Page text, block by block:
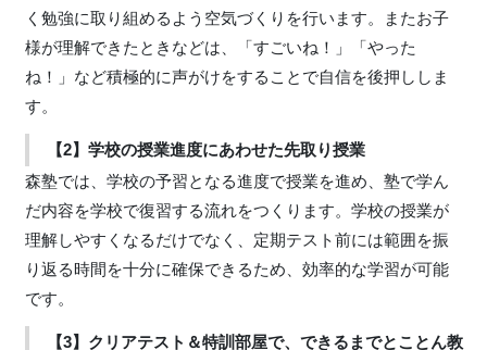
く勉強に取り組めるよう空気づくりを行います。またお子
様が理解できたときなどは、「すごいね！」「やった
ね！」など積極的に声がけをすることで自信を後押ししま
す。
【2】学校の授業進度にあわせた先取り授業
森塾では、学校の予習となる進度で授業を進め、塾で学ん
だ内容を学校で復習する流れをつくります。学校の授業が
理解しやすくなるだけでなく、定期テスト前には範囲を振
り返る時間を十分に確保できるため、効率的な学習が可能
です。
【3】クリアテスト＆特訓部屋で、できるまでとことん教